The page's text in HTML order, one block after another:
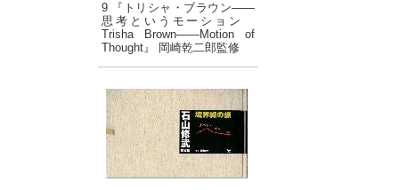
9 『トリシャ・ブラウン――
思考というモーション
Trisha Brown――Motion of
Thought』 岡崎乾二郎監修